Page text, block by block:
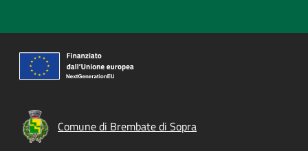
Comune di Brembate di Sopra